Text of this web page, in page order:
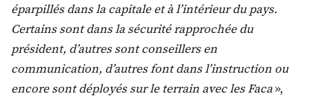
éparpillés dans la capitale et à l’intérieur du pays.
Certains sont dans la sécurité rapprochée du
président, d’autres sont conseillers en
communication, d’autres font dans l’instruction ou
encore sont déployés sur le terrain avec les Faca»,